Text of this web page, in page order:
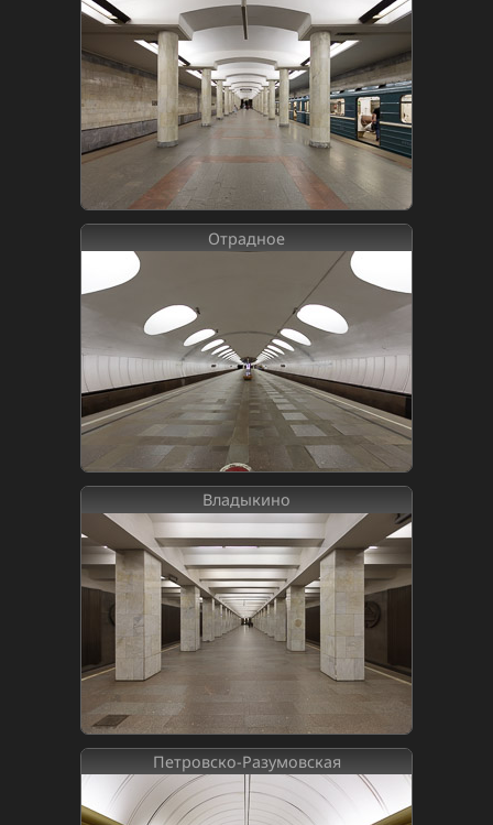
Отрадное
Владыкино
Петровско-Разумовская